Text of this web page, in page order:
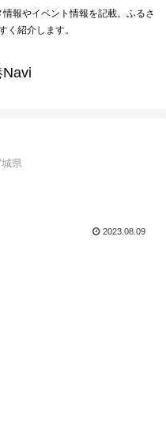
報やイベント情報を記載。ふるさ
く紹介します。
県
2023.08.09